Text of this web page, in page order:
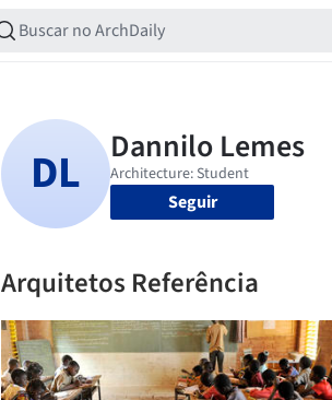
Seguir
Arquitetos Referência